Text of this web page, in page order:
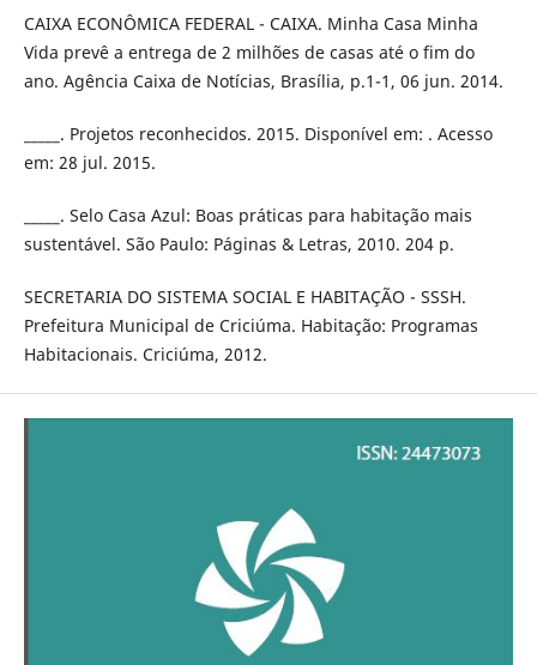
CAIXA ECONÔMICA FEDERAL - CAIXA. Minha Casa Minha
Vida prevê a entrega de 2 milhões de casas até o fim do
ano. Agência Caixa de Notícias, Brasília, p.1-1, 06 jun. 2014.
_____. Projetos reconhecidos. 2015. Disponível em: . Acesso
em: 28 jul. 2015.
_____. Selo Casa Azul: Boas práticas para habitação mais
sustentável. São Paulo: Páginas & Letras, 2010. 204 p.
SECRETARIA DO SISTEMA SOCIAL E HABITAÇÃO - SSSH.
Prefeitura Municipal de Criciúma. Habitação: Programas
Habitacionais. Criciúma, 2012.